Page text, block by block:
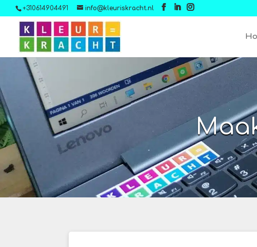
+310614904491 info@kleuriskracht.nl